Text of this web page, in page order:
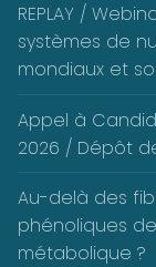
REPLAY /
systèmes de
mondiaux et
Appel à
2026 / Dépôt
Au-delà des
phénoliques
métabolique ?